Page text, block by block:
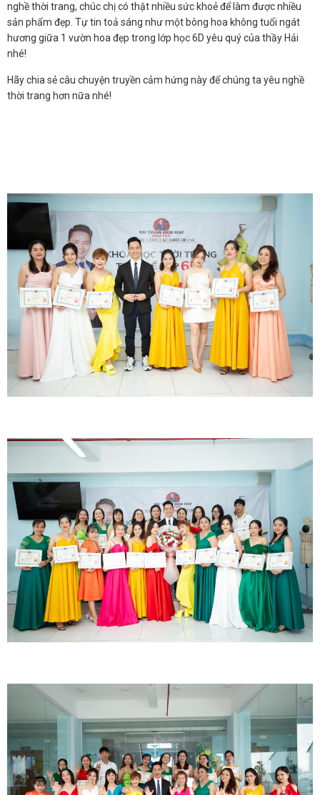
nghề thời trang, chúc chị có thật nhiều sức khoẻ để làm được nhiều
sản phẩm đẹp. Tự tin toả sáng như một bông hoa không tuổi ngát
hương giữa 1 vườn hoa đẹp trong lớp học 6D yêu quý của thầy Hải
nhé!
Hãy chia sẻ câu chuyện truyền cảm hứng này để chúng ta yêu nghề
thời trang hơn nữa nhé!